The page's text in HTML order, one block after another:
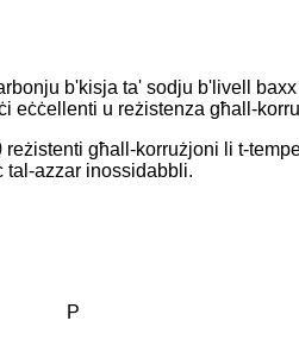
b'kisja ta' sodju b'livell
eċċellenti u reżistenza għall-
għall-korrużjoni li t-
tal-azzar inossidabbli.
P